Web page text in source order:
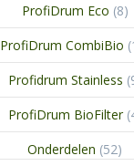
ProfiDrum Eco 88
ProfiDrum CombiBio
Profidrum Stainless
ProfiDrum BioFilter
Onderdelen 5252